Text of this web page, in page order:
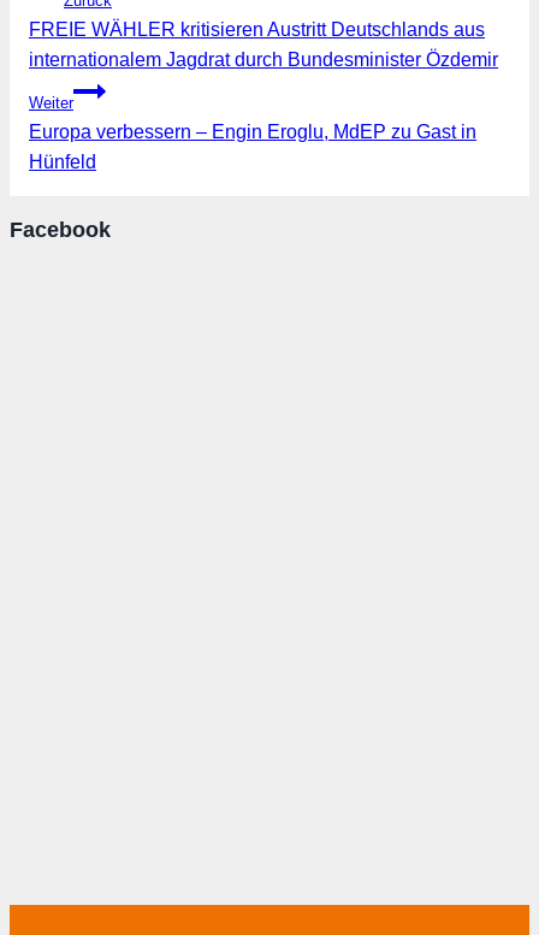
FREIE WÄHLER kritisieren Austritt Deutschlands aus
internationalem Jagdrat durch Bundesminister Özdemir
Weiter
Europa verbessern – Engin Eroglu, MdEP zu Gast in
Hünfeld
Facebook